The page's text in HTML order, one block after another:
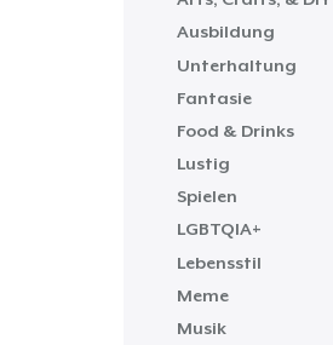
Ausbildung
Unterhaltung
Fantasie
Food & Drinks
Lustig
Spielen
LGBTQIA+
Lebensstil
Meme
Musik